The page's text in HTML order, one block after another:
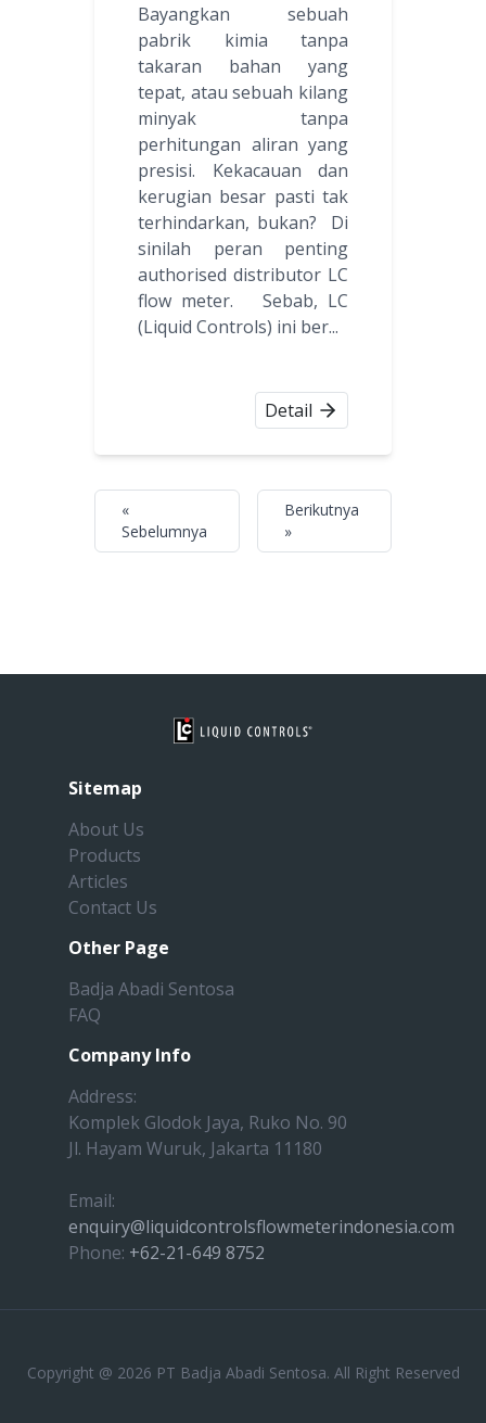
Bayangkan sebuah
pabrik kimia tanpa
takaran bahan yang
tepat, atau sebuah kilang
minyak tanpa
perhitungan aliran yang
presisi. Kekacauan dan
kerugian besar pasti tak
terhindarkan, bukan? Di
sinilah peran penting
authorised distributor LC
flow meter. Sebab, LC
(Liquid Controls) ini ber...
Detail
«
Sebelumnya
Berikutnya
»
Sitemap
About Us
Products
Articles
Contact Us
Other Page
Badja Abadi Sentosa
FAQ
Company Info
Address:
Komplek Glodok Jaya, Ruko No. 90
Jl. Hayam Wuruk, Jakarta 11180
Email:
enquiry@liquidcontrolsflowmeterindonesia.com
Phone: +62-21-649 8752
Copyright @ 2026 PT Badja Abadi Sentosa. All Right Reserved